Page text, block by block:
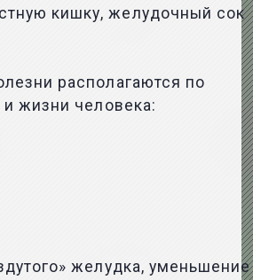
кишку, желудочный сок
располагаются по
жизни человека:
желудка, уменьшение